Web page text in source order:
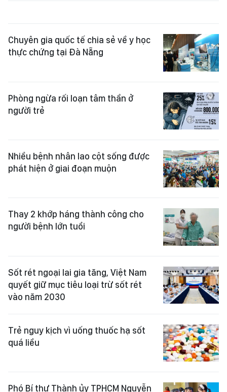
Chuyên gia quốc tế chia sẻ về y học
thực chứng tại Đà Nẵng
Phòng ngừa rối loạn tâm thần ở
người trẻ
Nhiều bệnh nhân lao cột sống được
phát hiện ở giai đoạn muộn
Thay 2 khớp háng thành công cho
người bệnh lớn tuổi
Sốt rét ngoại lai gia tăng, Việt Nam
quyết giữ mục tiêu loại trừ sốt rét
vào năm 2030
Trẻ nguy kịch vì uống thuốc hạ sốt
quá liều
Phó Bí thư Thành ủy TPHCM Nguyễn